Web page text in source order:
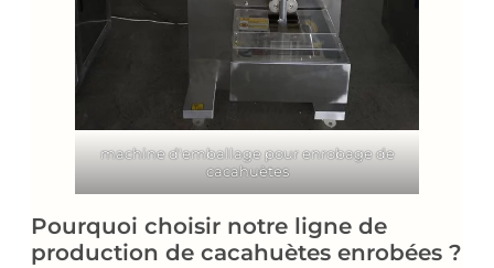
machine d'emballage pour enrobage de
cacahuètes
Pourquoi choisir notre ligne de
production de cacahuètes enrobées ?